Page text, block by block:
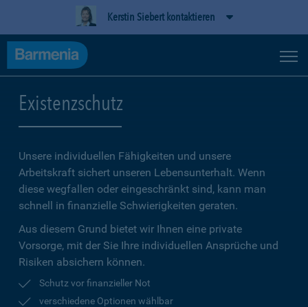
Kerstin Siebert kontaktieren
Existenzschutz
Unsere individuellen Fähigkeiten und unsere
Arbeitskraft sichert unseren Lebensunterhalt. Wenn
diese wegfallen oder eingeschränkt sind, kann man
schnell in finanzielle Schwierigkeiten geraten.
Aus diesem Grund bietet wir Ihnen eine private
Vorsorge, mit der Sie Ihre individuellen Ansprüche und
Risiken absichern können.
Schutz vor finanzieller Not
verschiedene Optionen wählbar